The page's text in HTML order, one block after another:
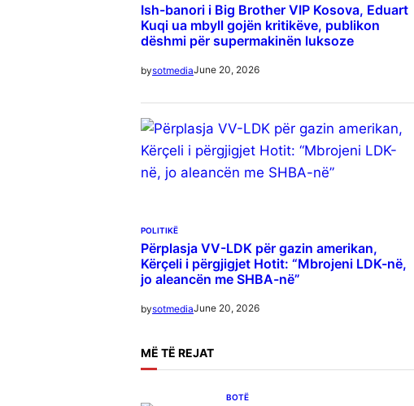
Ish-banori i Big Brother VIP Kosova, Eduart
Kuqi ua mbyll gojën kritikëve, publikon
dëshmi për supermakinën luksoze
bysotmediaJune 20, 2026
POLITIKË
Përplasja VV-LDK për gazin amerikan,
Kërçeli i përgjigjet Hotit: “Mbrojeni LDK-në,
jo aleancën me SHBA-në”
bysotmediaJune 20, 2026
MË TË REJAT
BOTË